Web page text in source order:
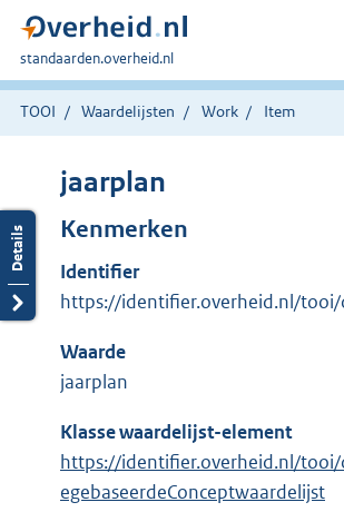
U
bent
hier:
standaarden.overheid.nl
TOOI Waardelijsten Work Item
jaarplan
Kenmerken
Identifier
https://identifier.overheid.nl/
Waarde
jaarplan
Klasse waardelijst-element
https://identifier.overheid.nl/tooi/
egebaseerdeConceptwaardelijst